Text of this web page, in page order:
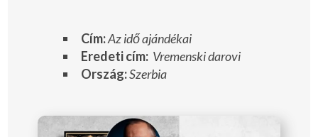
Cím:Az idő ajándékai
Eredeti cím: Vremenski darovi
Ország:Szerbia